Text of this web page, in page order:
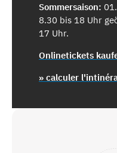
Sommersaison:
8.30 bis 18 Uhr
17 Uhr.
Onlinetickets
» calculer